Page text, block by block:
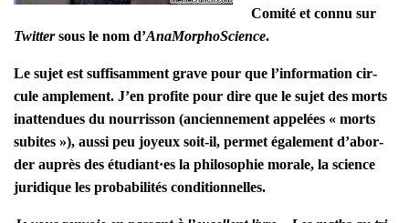
Comi­té et connu sur
Twit­tersous le nom d’Ana­Mor­phoS­cience.
Le sujet est suf­fi­sam­ment grave pour que l’in­for­ma­tion cir­
cule ample­ment. J’en pro­fite pour dire que le sujet des morts
inat­ten­dues du nour­ris­son (ancien­ne­ment appe­lées « morts
subites »), aus­si peu joyeux soit-il, per­met éga­le­ment d’a­bor­
der auprès des étudiant·es la phi­lo­so­phie morale, la science
juri­dique les pro­ba­bi­li­tés condi­tion­nelles.